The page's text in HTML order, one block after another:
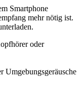
Smartphone
mehr nötig ist.
oder
Umgebungsgeräusche